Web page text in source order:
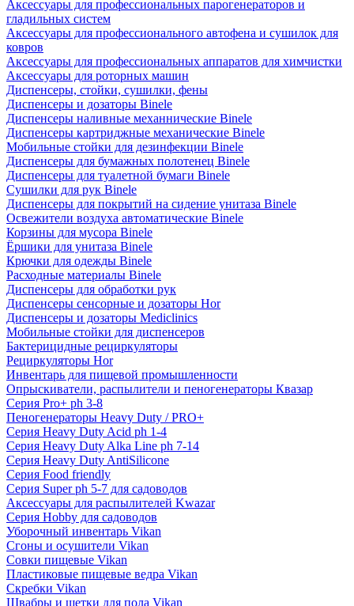
Аксессуары для профессиональных парогенераторов и
гладильных систем
Аксессуары для профессионального автофена и сушилок для
ковров
Аксессуары для профессиональных аппаратов для химчистки
Аксессуары для роторных машин
Диспенсеры, стойки, сушилки, фены
Диспенсеры и дозаторы Binele
Диспенсеры наливные механнические Binele
Диспенсеры картриджные механические Binele
Мобильные стойки для дезинфекции Binele
Диспенсеры для бумажных полотенец Binele
Диспенсеры для туалетной бумаги Binele
Сушилки для рук Binele
Диспенсеры для покрытий на сидение унитаза Binele
Освежители воздуха автоматические Binele
Корзины для мусора Binele
Ёршики для унитаза Binele
Крючки для одежды Binele
Расходные материалы Binele
Диспенсеры для обработки рук
Диспенсеры сенсорные и дозаторы Hor
Диспенсеры и дозаторы Mediclinics
Мобильные стойки для диспенсеров
Бактерицидные рециркуляторы
Рециркуляторы Hor
Инвентарь для пищевой промышленности
Опрыскиватели, распылители и пеногенераторы Квазар
Серия Pro+ ph 3-8
Пеногенераторы Heavy Duty / PRO+
Серия Heavy Duty Acid ph 1-4
Серия Heavy Duty Alka Line ph 7-14
Серия Heavy Duty AntiSilicone
Серия Food friendly
Серия Super ph 5-7 для садоводов
Аксессуары для распылителей Kwazar
Серия Hobby для садоводов
Уборочный инвентарь Vikan
Сгоны и осушители Vikan
Совки пищевые Vikan
Пластиковые пищевые ведра Vikan
Скребки Vikan
Швабры и щетки для пола Vikan